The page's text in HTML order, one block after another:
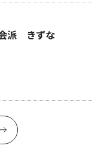
派 きずな